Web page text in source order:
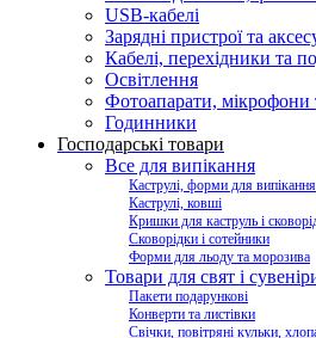
USB-кабелі
Зарядні пристрої та
Кабелі, перехідники та
Освітлення
Фотоапарати, мікрофони
Годинники
Господарські товари
Все для випікання
Каструлі, форми для випікання
Каструлі, ковші
Кришки для каструль і
Сковорідки і сотейники
Форми для льоду та морозива
Товари для свят і
Пакети подарункові
Конверти та листівки
Свічки, повітряні кульки,